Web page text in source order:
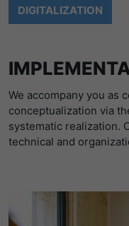
DIGITALIZATION
We accompany you as
conceptualization via
systematic realization.
technical and
名字 _gid
寿命 一天
目的
注册
用网
提供者 谷歌
寿命 6
目的
zur
名字 lidc
寿命 1 Tag
Wird